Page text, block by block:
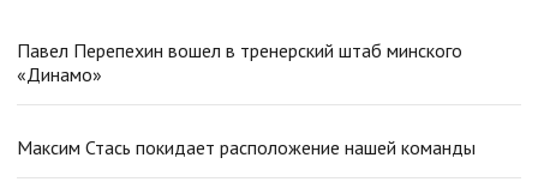
Павел Перепехин вошел в тренерский штаб минского
«Динамо»
Максим Стась покидает расположение нашей команды